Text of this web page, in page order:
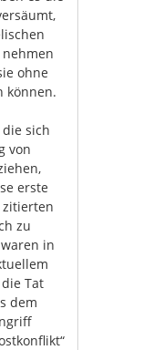
ohne
können.
sich
von
erste
zitierten
zu
in
Tat
dem